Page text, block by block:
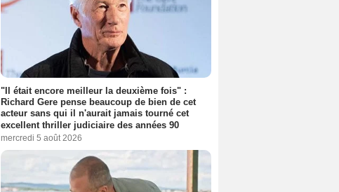
"Il était encore meilleur la deuxième fois" :
Richard Gere pense beaucoup de bien de cet
acteur sans qui il n'aurait jamais tourné cet
excellent thriller judiciaire des années 90
mercredi 5 août 2026